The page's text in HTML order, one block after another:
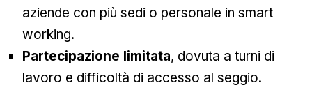
aziende con più sedi o personale in smart
working.
Partecipazione limitata, dovuta a turni di
lavoro e difficoltà di accesso al seggio.